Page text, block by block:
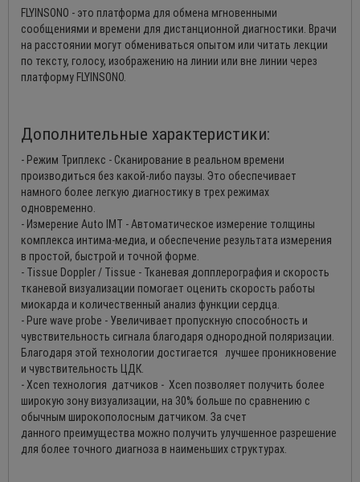
FLYINSONO - это платформа для обмена мгновенными
сообщениями и времени для дистанционной диагностики. Врачи
на расстоянии могут обмениваться опытом или читать лекции
по тексту, голосу, изображению на линии или вне линии через
платформу FLYINSONO.
Дополнительные характеристики:
- Режим Триплекс - Сканирование в реальном времени
производиться без какой-либо паузы. Это обеспечивает
намного более легкую диагностику в трех режимах
одновременно.
- Измерение Auto IMT - Автоматическое измерение толщины
комплекса интима-медиа, и обеспечение результата измерения
в простой, быстрой и точной форме.
- Tissue Doppler / Tissue - Тканевая допплерография и скорость
тканевой визуализации помогает оценить скорость работы
миокарда и количественный анализ функции сердца.
- Pure wave probe - Увеличивает пропускную способность и
чувствительность сигнала благодаря однородной поляризации.
Благодаря этой технологии достигается лучшее проникновение
и чувствительность ЦДК.
- Xcen технология датчиков - Xcen позволяет получить более
широкую зону визуализации, на 30% больше по сравнению с
обычным широкополосным датчиком. За счет
данного преимущества можно получить улучшенное разрешение
для более точного диагноза в наименьших структурах.